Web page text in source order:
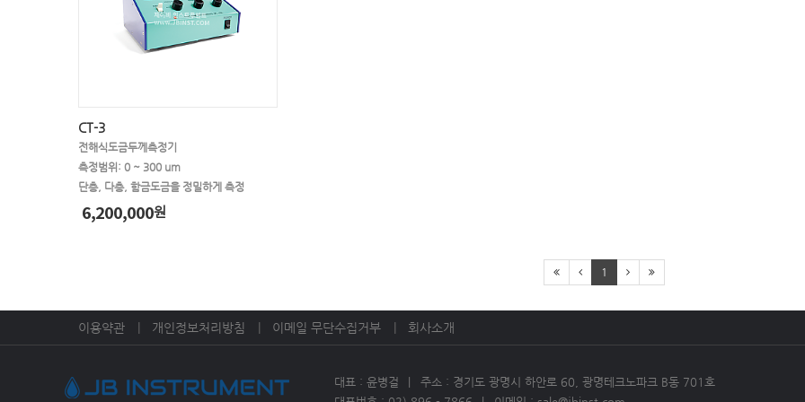
CT-3
전해식도금두께측정기
측정범위: 0 ~ 300 um
단층, 다층, 함금도금을 정밀하게 측정
6,200,000원
1
이용약관 개인정보처리방침 이메일 무단수집거부 회사소개
대표 : 윤병걸
주소 : 경기도 광명시 하안로 60, 광명테크노파크 B동 701호